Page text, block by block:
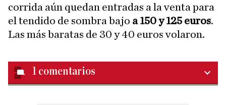
corrida aún quedan entradas a la venta para
el tendido de sombra bajo a 150 y 125 euros.
Las más baratas de 30 y 40 euros volaron.
1 comentarios